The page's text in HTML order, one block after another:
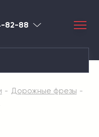
82-88 Красноярск
Дорожные фрезы